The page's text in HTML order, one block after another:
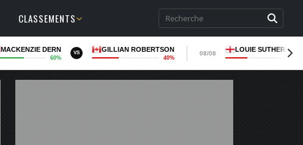
CLASSEMENTS
MACKENZIE DERN
60%
VS GILLIAN ROBERTSON
40%
08/08
LOUIE